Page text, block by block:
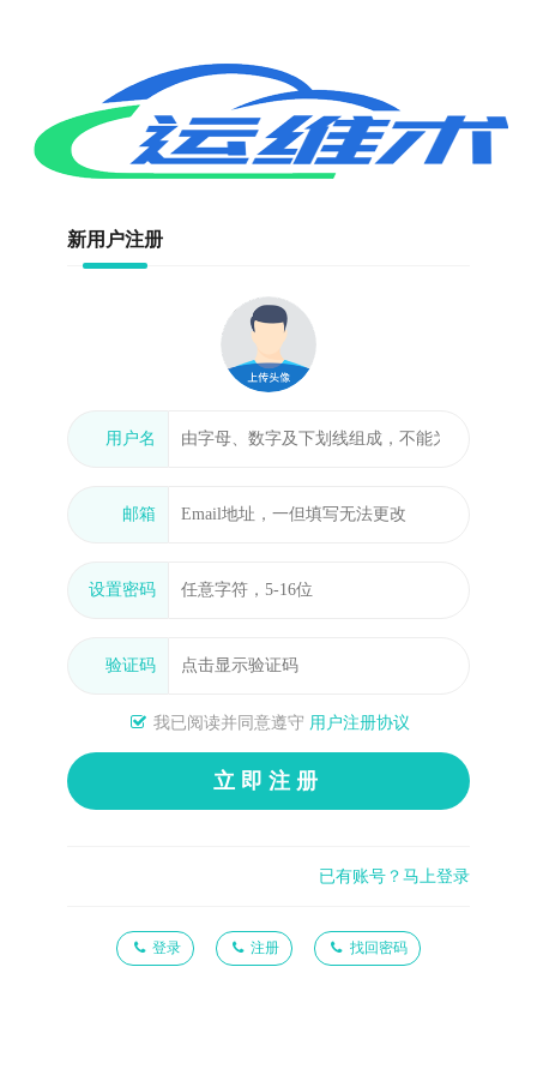
新用户注册
用户名
邮箱
设置密码
验证码
我已阅读并同意遵守 用户注册协议
立即注册
已有账号？马上登录
登录 注册 找回密码